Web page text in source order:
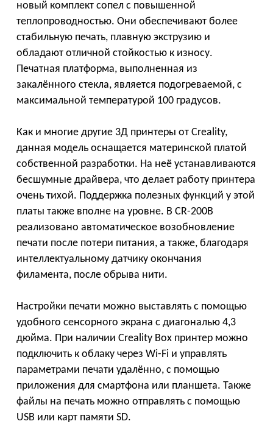
новый комплект сопел с повышенной
теплопроводностью. Они обеспечивают более
стабильную печать, плавную экструзию и
обладают отличной стойкостью к износу.
Печатная платформа, выполненная из
закалённого стекла, является подогреваемой, с
максимальной температурой 100 градусов.
Как и многие другие 3Д принтеры от Creality,
данная модель оснащается материнской платой
собственной разработки. На неё устанавливаются
бесшумные драйвера, что делает работу принтера
очень тихой. Поддержка полезных функций у этой
платы также вполне на уровне. В CR-200B
реализовано автоматическое возобновление
печати после потери питания, а также, благодаря
интеллектуальному датчику окончания
филамента, после обрыва нити.
Настройки печати можно выставлять с помощью
удобного сенсорного экрана с диагональю 4,3
дюйма. При наличии Creality Box принтер можно
подключить к облаку через Wi-Fi и управлять
параметрами печати удалённо, с помощью
приложения для смартфона или планшета. Также
файлы на печать можно отправлять с помощью
USB или карт памяти SD.